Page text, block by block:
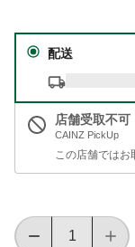
配送
店舗受取不可
CAINZ PickUp
この店舗ではお